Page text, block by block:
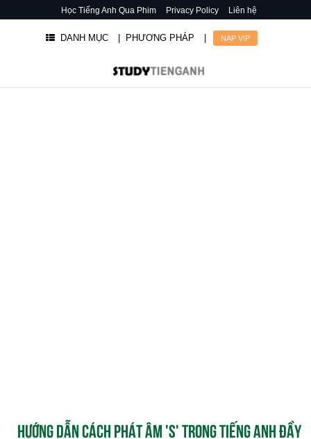
Học Tiếng Anh Qua Phim Privacy Policy Liên hệ
DANH MỤC | PHƯƠNG PHÁP NẠP VIP
HƯỚNG DẪN CÁCH PHÁT ÂM 'S' TRONG TIẾNG ANH ĐẦY